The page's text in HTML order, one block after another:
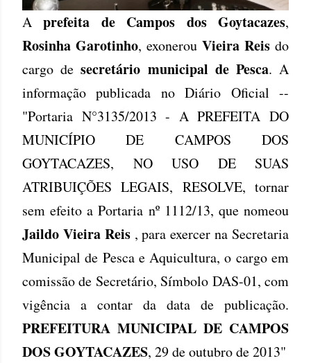
A prefeita de Campos dos Goytacazes,
Rosinha Garotinho, exonerou Vieira Reis do
cargo desecretário municipal de Pesca. A
informação publicada no Diário Oficial --
"Portaria N°3135/2013 - A PREFEITA DO
MUNICÍPIO DE CAMPOS DOS
GOYTACAZES, NO USO DE SUAS
ATRIBUIÇÕES LEGAIS, RESOLVE, tornar
sem efeito a Portaria nº 1112/13, que nomeou
Jaildo Vieira Reis, para exercer na Secretaria
Municipal de Pesca e Aquicultura, o cargo em
comissão de Secretário, Símbolo DAS-01, com
vigência a contar da data de publicação.
PREFEITURA MUNICIPAL DE CAMPOS
DOS GOYTACAZES, 29 de outubro de 2013"